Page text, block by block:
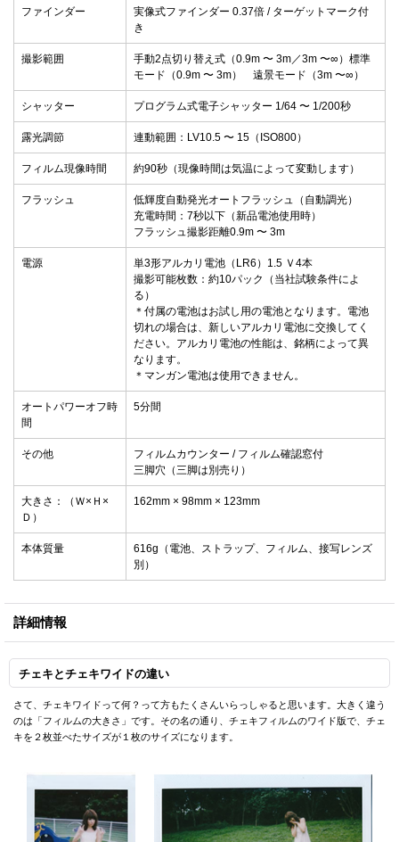
ファインダー
実像式ファインダー 0.37倍 / ターゲットマーク付
き
撮影範囲
手動2点切り替え式（0.9m 〜 3m／3m 〜∞）標準
モード（0.9m 〜 3m） 遠景モード（3m 〜∞）
シャッター プログラム式電子シャッター 1/64 〜 1/200秒
露光調節 連動範囲：LV10.5 〜 15（ISO800）
フィルム現像時間 約90秒（現像時間は気温によって変動します）
フラッシュ
低輝度自動発光オートフラッシュ（自動調光）
充電時間：7秒以下（新品電池使用時）
フラッシュ撮影距離0.9m 〜 3m
電源
単3形アルカリ電池（LR6）1.5 Ｖ4本
撮影可能枚数：約10パック（当社試験条件によ
る）
＊付属の電池はお試し用の電池となります。電池
切れの場合は、新しいアルカリ電池に交換してく
ださい。アルカリ電池の性能は、銘柄によって異
なります。
＊マンガン電池は使用できません。
オートパワーオフ時
間
5分間
その他
フィルムカウンター / フィルム確認窓付
三脚穴（三脚は別売り）
大きさ：（Ｗ×Ｈ×
Ｄ）
162mm × 98mm × 123mm
本体質量
616g（電池、ストラップ、フィルム、接写レンズ
別）
詳細情報
チェキとチェキワイドの違い
さて、チェキワイドって何？って方もたくさんいらっしゃると思います。大きく違う
のは「フィルムの大きさ」です。その名の通り、チェキフィルムのワイド版で、チェ
キを２枚並べたサイズが１枚のサイズになります。